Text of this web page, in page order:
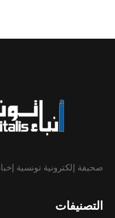
صحيفة إلكترونية تونسية
التصنيفات